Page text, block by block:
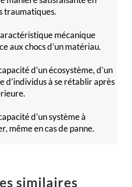
traumatiques.
mécanique
aux chocs d’un matériau.
d’un écosystème, d’un
d’individus à se rétablir après
d’un système à
même en cas de panne.
similaires